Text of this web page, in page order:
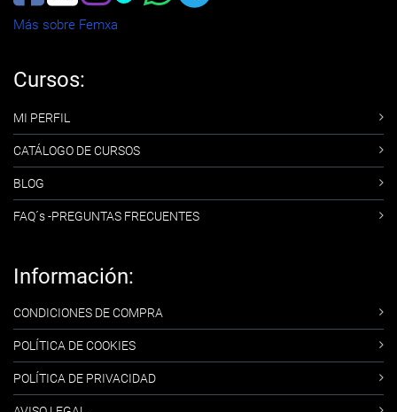
Más sobre Femxa
Cursos:
MI PERFIL
CATÁLOGO DE CURSOS
BLOG
FAQ´s -PREGUNTAS FRECUENTES
Información:
CONDICIONES DE COMPRA
POLÍTICA DE COOKIES
POLÍTICA DE PRIVACIDAD